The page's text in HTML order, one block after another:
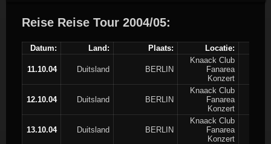
Reise Reise Tour 2004/05:
Datum: Land: Plaats: Locatie:
11.10.04 Duitsland BERLIN
Knaack Club
Fanarea
Konzert
12.10.04 Duitsland BERLIN
Knaack Club
Fanarea
Konzert
13.10.04 Duitsland BERLIN
Knaack Club
Fanarea
Konzert